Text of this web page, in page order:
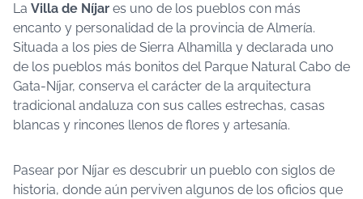
La Villa de Níjar es uno de los pueblos con más
encanto y personalidad de la provincia de Almería.
Situada a los pies de Sierra Alhamilla y declarada uno
de los pueblos más bonitos del Parque Natural Cabo de
Gata-Níjar, conserva el carácter de la arquitectura
tradicional andaluza con sus calles estrechas, casas
blancas y rincones llenos de flores y artesanía.
Pasear por Níjar es descubrir un pueblo con siglos de
historia, donde aún perviven algunos de los oficios que